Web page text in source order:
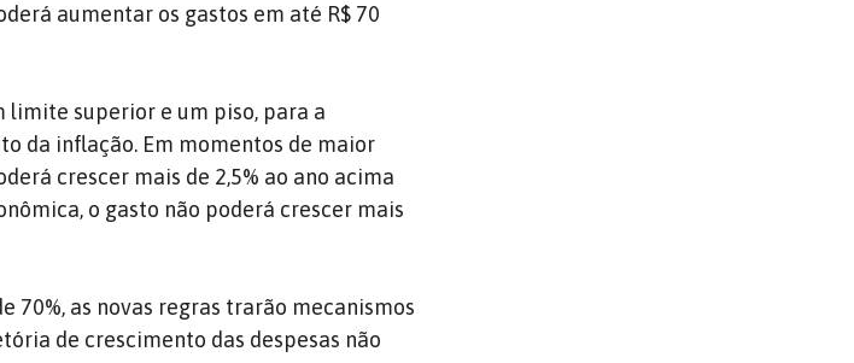
aumentar os gastos em até R$ 70
limite superior e um piso, para a
da inflação. Em momentos de maior
crescer mais de 2,5% ao ano acima
o gasto não poderá crescer mais
as novas regras trarão mecanismos
de crescimento das despesas não